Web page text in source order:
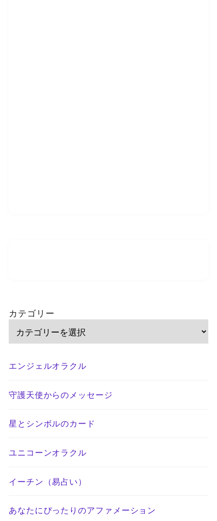
カテゴリー
エンジェルオラクル
守護天使からのメッセージ
星とシンボルのカード
ユニコーンオラクル
イーチン（易占い）
あなたにぴったりのアファメーション